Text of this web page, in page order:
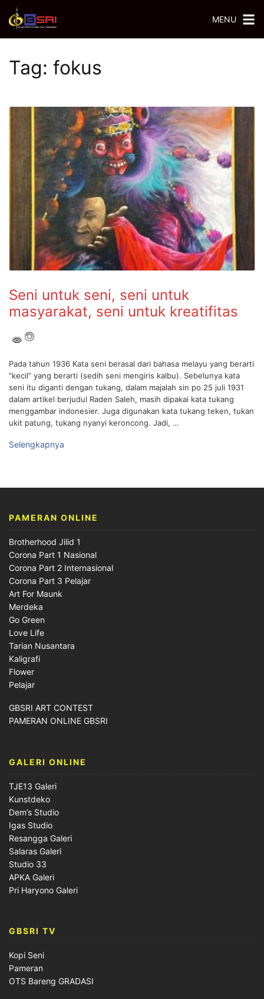
MENU
Tag: fokus
Seni untuk seni, seni untuk
masyarakat, seni untuk kreatifitas
Pada tahun 1936 Kata seni berasal dari bahasa melayu yang berarti
“kecil” yang berarti (sedih seni mengiris kalbu). Sebelunya kata
seni itu diganti dengan tukang, dalam majalah sin po 25 juli 1931
dalam artikel berjudul Raden Saleh, masih dipakai kata tukang
menggambar indonesier. Juga digunakan kata tukang teken, tukan
ukit patung, tukang nyanyi keroncong. Jadi, …
Selengkapnya
PAMERAN ONLINE
Brotherhood Jilid 1
Corona Part 1 Nasional
Corona Part 2 Internasional
Corona Part 3 Pelajar
Art For Maunk
Merdeka
Go Green
Love Life
Tarian Nusantara
Kaligrafi
Flower
Pelajar
GBSRI ART CONTEST
PAMERAN ONLINE GBSRI
GALERI ONLINE
TJE13 Galeri
Kunstdeko
Dem’s Studio
Igas Studio
Resangga Galeri
Salaras Galeri
Studio 33
APKA Galeri
Pri Haryono Galeri
GBSRI TV
Kopi Seni
Pameran
OTS Bareng GRADASI